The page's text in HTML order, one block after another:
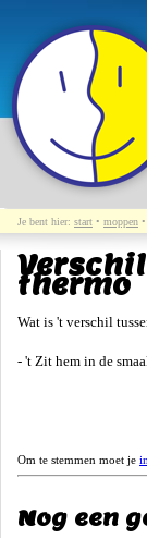
Je bent hier: start • moppen •
thermo
Wat is 't verschil
- 't Zit hem in de
Om te stemmen moet je
Nog een